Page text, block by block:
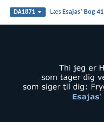
DA1871 LæsEsajasʼ Bog 41